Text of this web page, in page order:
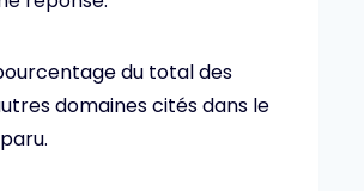
du total des
domaines cités dans le